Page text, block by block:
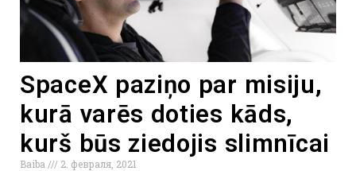
SpaceX paziņo par misiju,
kurā varēs doties kāds,
kurš būs ziedojis slimnīcai
Baiba
2. февраля, 2021